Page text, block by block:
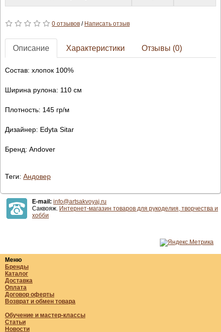
0 отзывов/ Написать отзыв
Описание Характеристики Отзывы (0)
Состав: хлопок 100%
Ширина рулона: 110 см
Плотность: 145 гр/м
Дизайнер: Edyta Sitar
Бренд: Andover
Теги: Андовер
E-mail: info@artsakvoyaj.ru
Саквояж. Интернет-магазин товаров для рукоделия, творчества и
хобби
Меню
Бренды
Каталог
Доставка
Оплата
Договор оферты
Возврат и обмен товара
Обучение и мастер-классы
Статьи
Новости